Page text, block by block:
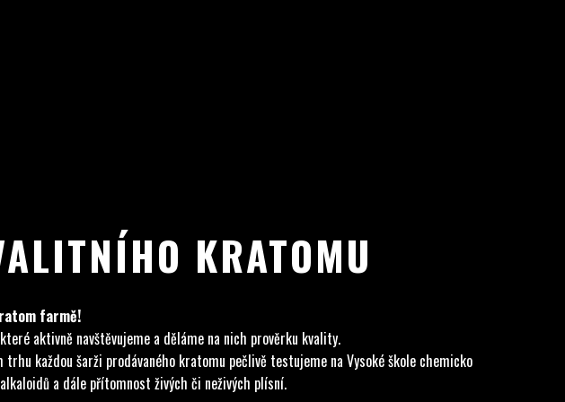
KRATOMU
farmě!
aktivně navštěvujeme a děláme na nich prověrku kvality.
každou šarži prodávaného kratomu pečlivě testujeme na Vysoké škole chemicko
a dále přítomnost živých či neživých plísní.